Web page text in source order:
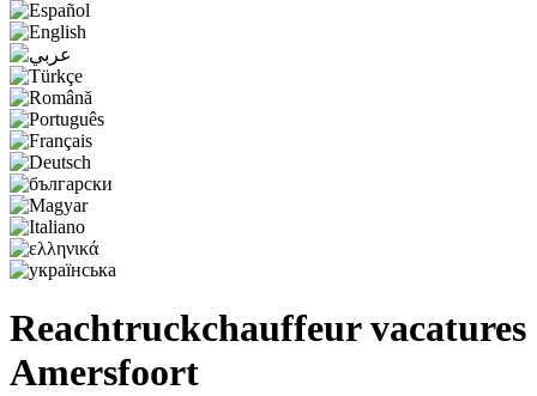
Reachtruckchauffeur vacatures
Amersfoort